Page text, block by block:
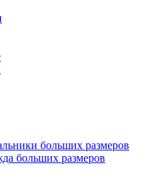
больших размеров
больших размеров